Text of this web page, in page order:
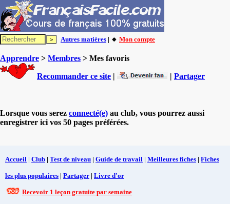
Autres matières | 🔸 Mon compte
Apprendre > Membres > Mes favoris
Recommander ce site | | Partager
Lorsque vous serez connecté(e) au club, vous pourrez aussi
enregistrer ici vos 50 pages préférées.
Accueil | Club | Test de niveau | Guide de travail | Meilleures fiches | Fiches
les plus populaires | Partager | Livre d'or
Recevoir 1 leçon gratuite par semaine